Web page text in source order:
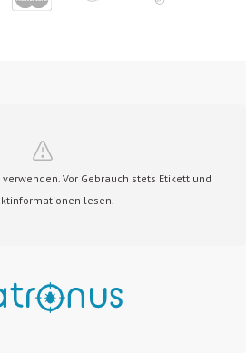
Vor Gebrauch stets Etikett und
lesen.